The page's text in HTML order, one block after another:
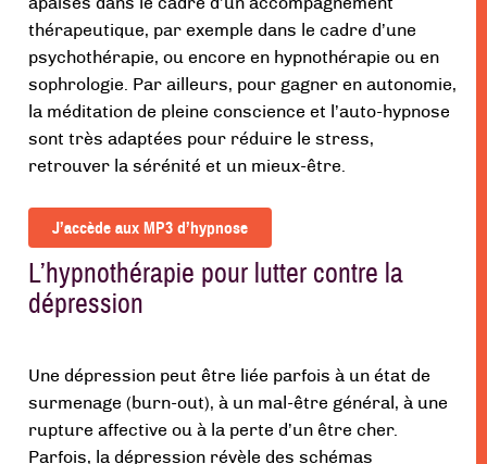
apaisés dans le cadre d’un accompagnement
thérapeutique, par exemple dans le cadre d’une
psychothérapie, ou encore en hypnothérapie ou en
sophrologie. Par ailleurs, pour gagner en autonomie,
la méditation de pleine conscience et l’auto-hypnose
sont très adaptées pour réduire le stress,
retrouver la sérénité et un mieux-être.
J’accède aux MP3 d’hypnose
L’hypnothérapie pour lutter contre la
dépression
Une dépression peut être liée parfois à un état de
surmenage (burn-out), à un mal-être général, à une
rupture affective ou à la perte d’un être cher.
Parfois, la dépression révèle des schémas